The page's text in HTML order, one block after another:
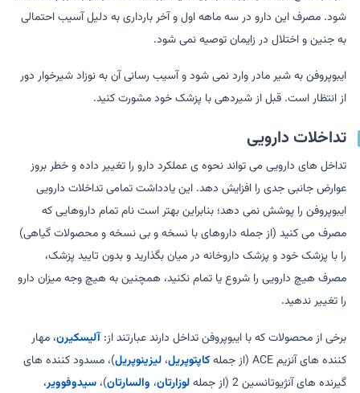
شود. مصرف این دارو در سه ماهه اول و آخر بارداری به دلیل آسیب احتمالی
به جنین و اختلال در زایمان توصیه نمی شود.
ایبوپروفن به شیر مادر وارد نمی شود و آسیب رسانی آن به نوزاد شیرخوار دور
از انتظار است. قبل از شیردهی با پزشک خود مشورت کنید.
تداخلات دارویی
تداخل های دارویی می تواند نحوه ی عملکرد دارو را تغییر داده و خطر بروز
عوارض جانبی جدی را افزایش دهد. این یادداشت تمامی تداخلات دارویی
ایبوپروفن را پوشش نمی دهد؛ بنابراین بهتر است نام تمام داروهایی که
مصرف می کنید (از جمله داروهای با نسخه و بی نسخه و محصولات گیاهی)
را با پزشک خود و پزشک داروخانه در میان بگذارید و بدون تایید پزشک،
مصرف هیچ دارویی را شروع یا تمام نکنید، همچنین به هیچ وجه میزان دارو
را تغییر ندهید.
برخی از محصولات که با ایبوپروفن تداخل دارند عبارتند از:آلیسکیرن، مهار
کننده های آنزیم ACE (از جمله
کاپتوپریل،لیزینوپریل)، مسدود کننده های
گیرنده های آنژیوتانسین 2 (از جمله
لوزارتان، والسارتان)،سیدوفوویر،